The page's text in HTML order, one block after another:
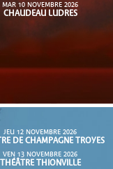
MAR 10 NOVEMBRE 2026
CHAUDEAU LUDRES
JEU 12 NOVEMBRE 2026
DE CHAMPAGNE TROYES
VEN 13 NOVEMBRE 2026
THÉÂTRE THIONVILLE